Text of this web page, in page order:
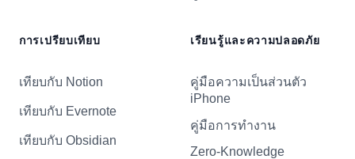
การเปรียบเทียบ
เทียบกับ Notion
เทียบกับ Evernote
เทียบกับ Obsidian
เรียนรู้และความปลอดภัย
คู่มือความเป็นส่วนตัว
iPhone
คู่มือการทำงาน
Zero-Knowledge